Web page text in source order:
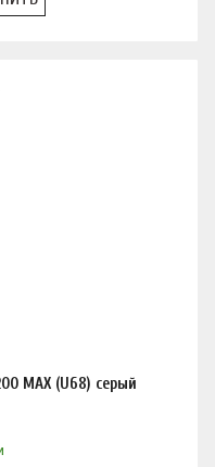
MAX (U68) серый